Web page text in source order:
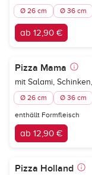
Ø 26 cm Ø 36 cm
ab 12,90 €
Pizza Mama
mit Salami,
Ø 26 cm Ø 36 cm
enthällt Formfleisch
ab 12,90 €
Pizza Holland